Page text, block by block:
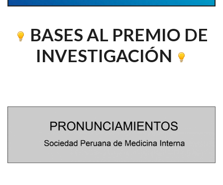
BASES AL PREMIO DE
INVESTIGACIÓN